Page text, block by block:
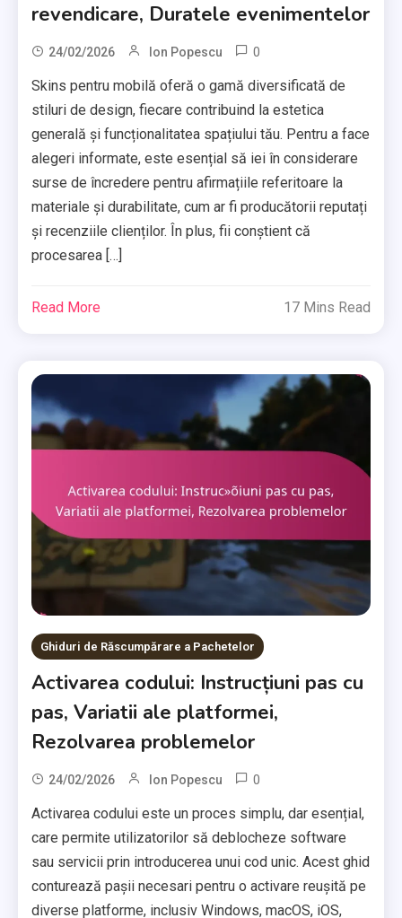
revendicare, Duratele evenimentelor
24/02/2026 Ion Popescu 0
Skins pentru mobilă oferă o gamă diversificată de
stiluri de design, fiecare contribuind la estetica
generală și funcționalitatea spațiului tău. Pentru a face
alegeri informate, este esențial să iei în considerare
surse de încredere pentru afirmațiile referitoare la
materiale și durabilitate, cum ar fi producătorii reputați
și recenziile clienților. În plus, fii conștient că
procesarea […]
Read More 17 Mins Read
Ghiduri de Răscumpărare a Pachetelor
Activarea codului: Instrucțiuni pas cu
pas, Variatii ale platformei,
Rezolvarea problemelor
24/02/2026 Ion Popescu 0
Activarea codului este un proces simplu, dar esențial,
care permite utilizatorilor să deblocheze software
sau servicii prin introducerea unui cod unic. Acest ghid
conturează pașii necesari pentru o activare reușită pe
diverse platforme, inclusiv Windows, macOS, iOS,